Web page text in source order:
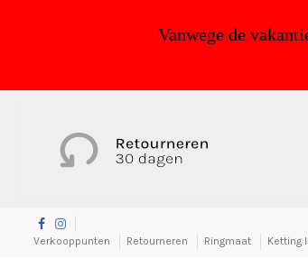
Vanwege de
Verkooppunten Retourneren Ringmaat Ketting